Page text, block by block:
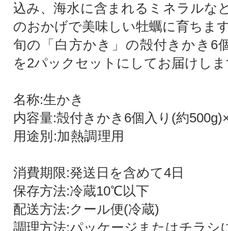
込み、海水に含まれるミネラルな
のおかげで美味しい牡蠣に育ちま
旬の「白方かき」の殻付きかき6
を2パックセットにしてお届けし
名称:生かき
内容量:殻付きかき6個入り(約
用途別:加熱
消費期限:発送日を含めて4日
保存方法:冷蔵10℃以下
配送方法:クール便(冷蔵)
調理方法:パッケージまたはチラシ